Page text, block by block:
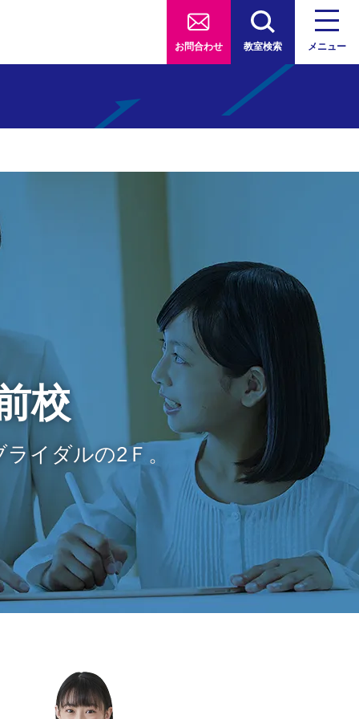
お問合わせ 教室検索 メニュー
校
イダルの2Ｆ。